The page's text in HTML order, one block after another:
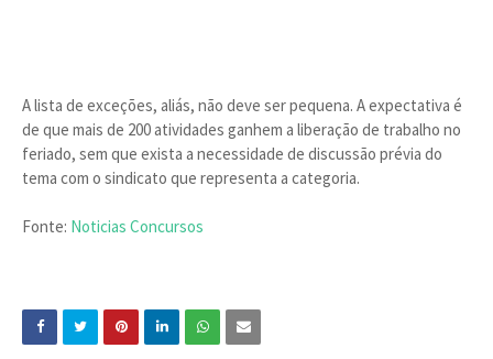
A lista de exceções, aliás, não deve ser pequena. A expectativa é
de que mais de 200 atividades ganhem a liberação de trabalho no
feriado, sem que exista a necessidade de discussão prévia do
tema com o sindicato que representa a categoria.
Fonte: Noticias Concursos